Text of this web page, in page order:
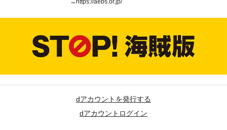
→ https://aebs.or.jp/
dアカウントを発行する
dアカウントログイン